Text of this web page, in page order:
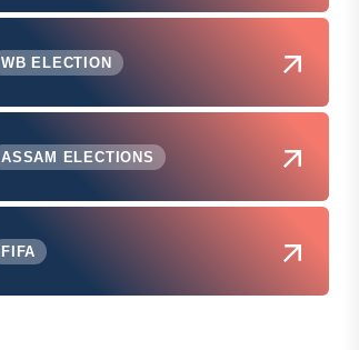
WB ELECTION
ASSAM ELECTIONS
FIFA